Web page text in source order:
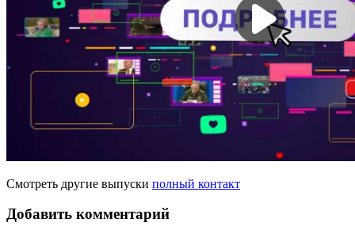
Смотреть другие выпуски полный контакт
Добавить комментарий